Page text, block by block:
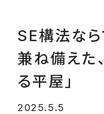
SE構法な
兼ね備えた
る平屋」
2025.5.5